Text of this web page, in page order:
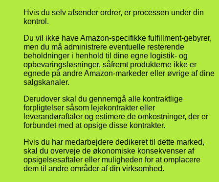
Hvis du selv afsender ordrer, er processen under din
kontrol.
Du vil ikke have Amazon-specifikke fulfillment-gebyrer,
men du må administrere eventuelle resterende
beholdninger i henhold til dine egne logistik- og
opbevaringsløsninger, såfremt produkterne ikke er
egnede på andre Amazon-markeder eller øvrige af dine
salgskanaler.
Derudover skal du gennemgå alle kontraktlige
forpligtelser såsom lejekontrakter eller
leverandøraftaler og estimere de omkostninger, der er
forbundet med at opsige disse kontrakter.
Hvis du har medarbejdere dedikeret til dette marked,
skal du overveje de økonomiske konsekvenser af
opsigelsesaftaler eller muligheden for at omplacere
dem til andre områder af din virksomhed.